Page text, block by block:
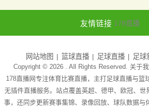
友情链接 178直播
网站地图 篮球直播 足球直播 足球
Copyright © 2026 . All Rights Reserved. 关于
178直播网专注体育比赛直播，主打足球直播与篮
无插件直播服务。站点覆盖英超、德甲、欧冠、世
事，还同步更新赛事集锦、录像回放、球队数据与